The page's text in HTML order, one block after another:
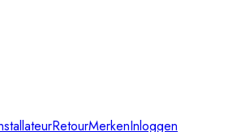
RetourMerkenInloggen